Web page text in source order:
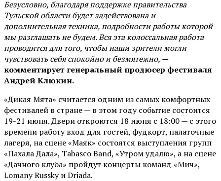
Безусловно, благодаря поддержке правительства
Тульской области будет задействована и
дополнительная техника, подробности работы которой
мы разглашать не будем. Вся эта колоссальная работа
проводится для того, чтобы наши зрители могли
чувствовать себя спокойно и безмятежно, —
комментирует генеральный продюсер фестиваля
Андрей Клюкин.
«Дикая Мята» считается одним из самых комфортных
фестивалей в стране — в этом году событие состоится
19-21 июня. Двери откроются 18 июня с 18:00 — с этого
времени работу вход для гостей, фудкорт, палаточные
лагеря, на сцене «Маяк» состоятся выступления групп
«Пахала Дала», Tabasco Band, «Утром удалю», а на сцене
«Дачного клуба» пройдут концерты команд «Мич»,
Lomany Russky и Driada.